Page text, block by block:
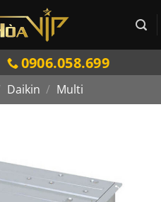
0906.058.699
Daikin / Multi